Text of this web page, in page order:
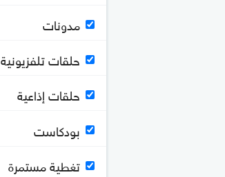
مدونات
حلقات تلفزيونية
حلقات إذاعية
بودكاست
تغطية مستمرة